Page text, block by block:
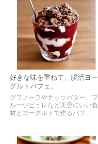
好きな味を重ねて、腸活ヨー
グルトパフェ。
グラノーラやナッツバター、フ
ルーツピュレなど美容にいい食
材とヨーグルトで作るパフ...